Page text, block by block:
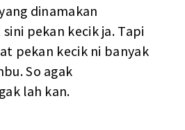
dinamakan
pekan kecik ja. Tapi
pekan kecik ni banyak
So agak
lah kan.